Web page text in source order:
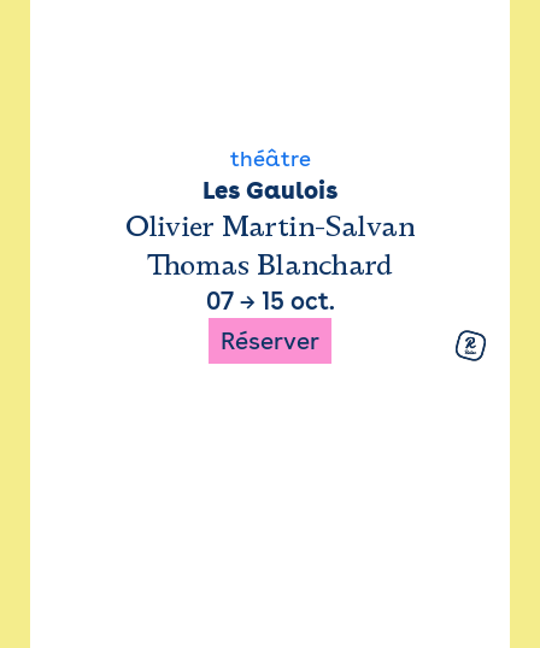
théâtre
Les Gaulois
Olivier Martin-Salvan
Thomas Blanchard
07→ 15 oct.
Réserver